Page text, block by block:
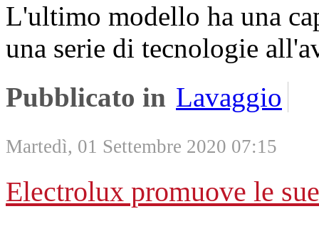
L'ultimo modello ha una
una serie di tecnologie
Pubblicato in Lavaggio
Martedì, 01 Settembre 2020 07:15
Electrolux promuove le